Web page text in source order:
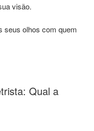
visão.
seus olhos com quem
Qual a